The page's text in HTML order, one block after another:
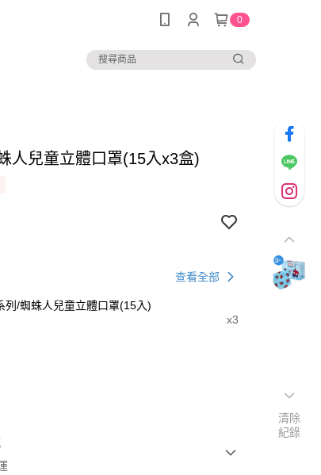
0
人兒童立體口罩(15入x3盒)
查看全部
列/蜘蛛人兒童立體口罩(15入)
x3
清除
紀錄